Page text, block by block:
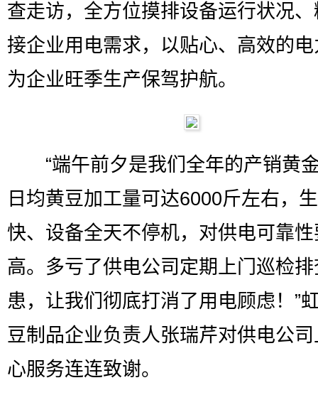
查走访，全方位摸排设备运行状况
接企业用电需求，以贴心、高效的
为企业旺季生产保驾护航。
“端午前夕是我们全年的产销黄
日均黄豆加工量可达6000斤左右，
快、设备全天不停机，对供电可靠
高。多亏了供电公司定期上门巡检
患，让我们彻底打消了用电顾虑！”
豆制品企业负责人张瑞芹对供电公
心服务连连致谢。